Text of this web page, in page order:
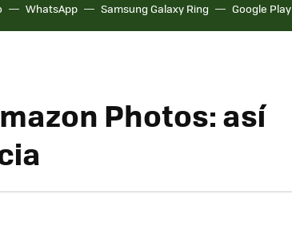
WhatsApp Samsung Galaxy Ring Google Play
Photos: así